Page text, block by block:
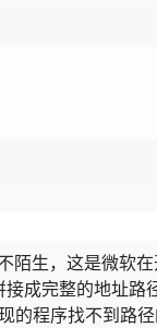
陌生，这是微软
成完整的地址路
的程序找不到路